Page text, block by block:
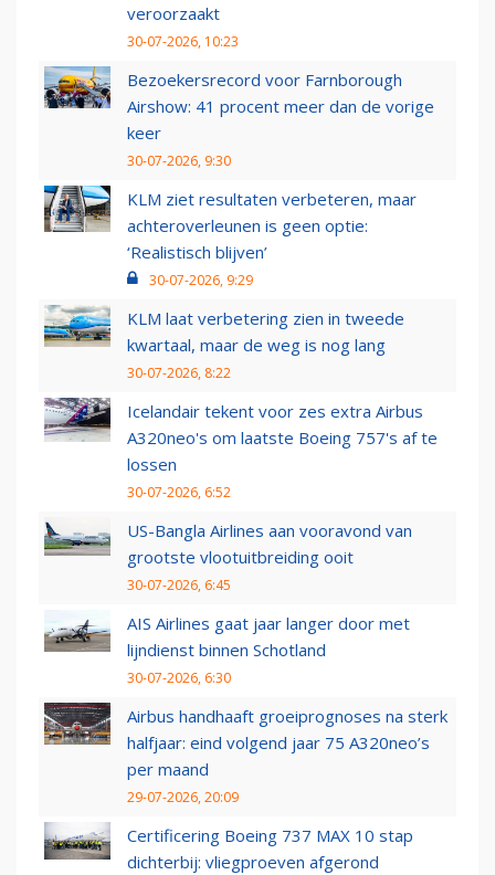
veroorzaakt
30-07-2026, 10:23
Bezoekersrecord voor Farnborough
Airshow: 41 procent meer dan de vorige
keer
30-07-2026, 9:30
KLM ziet resultaten verbeteren, maar
achteroverleunen is geen optie:
‘Realistisch blijven’
30-07-2026, 9:29
KLM laat verbetering zien in tweede
kwartaal, maar de weg is nog lang
30-07-2026, 8:22
Icelandair tekent voor zes extra Airbus
A320neo's om laatste Boeing 757's af te
lossen
30-07-2026, 6:52
US-Bangla Airlines aan vooravond van
grootste vlootuitbreiding ooit
30-07-2026, 6:45
AIS Airlines gaat jaar langer door met
lijndienst binnen Schotland
30-07-2026, 6:30
Airbus handhaaft groeiprognoses na sterk
halfjaar: eind volgend jaar 75 A320neo’s
per maand
29-07-2026, 20:09
Certificering Boeing 737 MAX 10 stap
dichterbij: vliegproeven afgerond